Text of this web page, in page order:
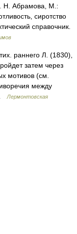
Н. Абрамова, М.:
сиротство
справочник.
раннего Л. (1830),
затем через
мотивов (см.
между
Лермонтовская